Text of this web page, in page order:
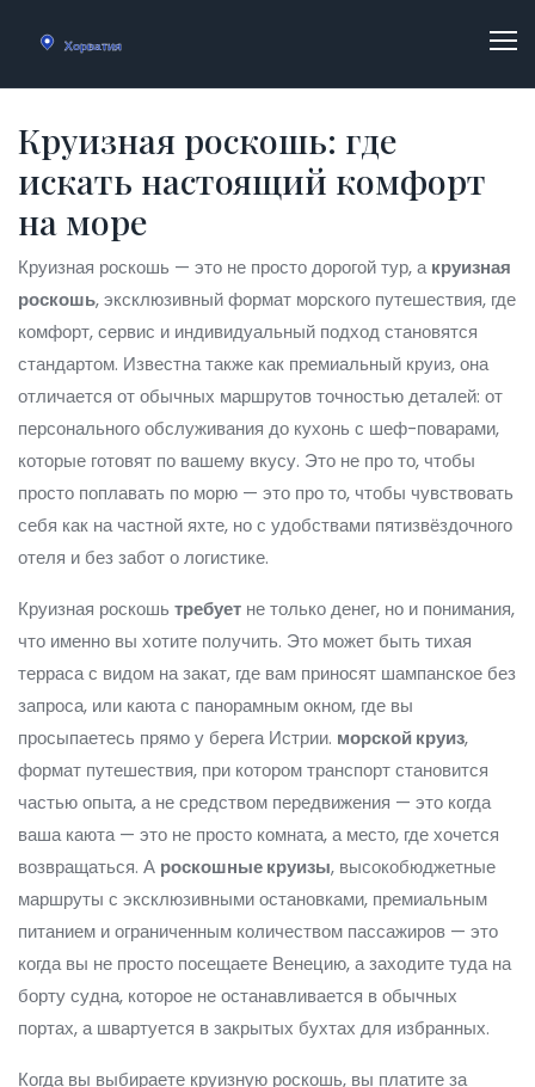
Круизная роскошь: где
искать настоящий комфорт
на море
Круизная роскошь — это не просто дорогой тур, акруизная
роскошь,эксклюзивный формат морского путешествия, где
комфорт, сервис и индивидуальный подход становятся
стандартом. Известна также как премиальный круиз, она
отличается от обычных маршрутов точностью деталей: от
персонального обслуживания до кухонь с шеф-поварами,
которые готовят по вашему вкусу. Это не про то, чтобы
просто поплавать по морю — это про то, чтобы чувствовать
себя как на частной яхте, но с удобствами пятизвёздочного
отеля и без забот о логистике.
Круизная роскошь требует не только денег, но и понимания,
что именно вы хотите получить. Это может быть тихая
терраса с видом на закат, где вам приносят шампанское без
запроса, или каюта с панорамным окном, где вы
просыпаетесь прямо у берега Истрии. морской круиз,
формат путешествия, при котором транспорт становится
частью опыта, а не средством передвижения — это когда
ваша каюта — это не просто комната, а место, где хочется
возвращаться. А роскошные круизы, высокобюджетные
маршруты с эксклюзивными остановками, премиальным
питанием и ограниченным количеством пассажиров — это
когда вы не просто посещаете Венецию, а заходите туда на
борту судна, которое не останавливается в обычных
портах, а швартуется в закрытых бухтах для избранных.
Когда вы выбираете круизную роскошь, вы платите за